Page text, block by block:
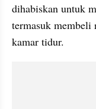
dihabiskan untuk
termasuk membeli
kamar tidur.